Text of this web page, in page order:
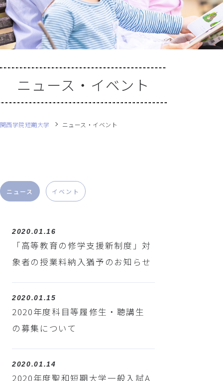
ニュース・イベント
関西学院短期大学 ニュース・イベント
ニュース イベント
2020.01.16
「高等教育の修学支援新制度」対
象者の授業料納入猶予のお知らせ
2020.01.15
2020年度科目等履修生・聴講生
の募集について
2020.01.14
2020年度聖和短期大学一般入試A